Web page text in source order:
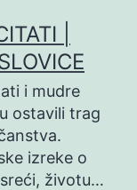
|
i mudre
ostavili trag
izreke o
životu…